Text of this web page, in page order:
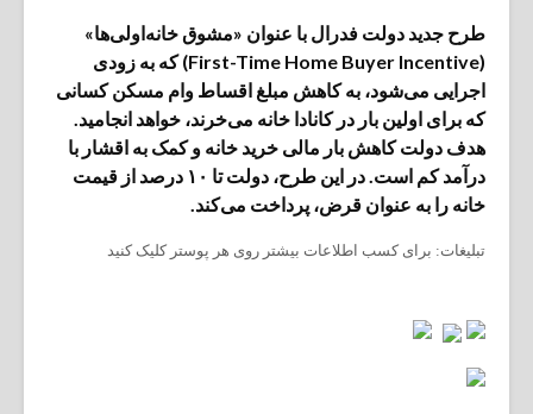
طرح جدید دولت فدرال با عنوان «مشوق خانه‌اولی‌ها»
(First-Time Home Buyer Incentive) که به زودی
اجرایی می‌شود، به کاهش مبلغ اقساط وام مسکن کسانی
که برای اولین بار در کانادا خانه‌ می‌خرند، خواهد انجامید.
هدف دولت کاهش بار مالی خرید خانه و کمک به اقشار با
درآمد کم است. در این طرح، دولت تا ۱۰ درصد از قیمت
خانه را به عنوان قرض، پرداخت می‌کند.
تبلیغات: برای کسب اطلاعات بیشتر روی هر پوستر کلیک کنید